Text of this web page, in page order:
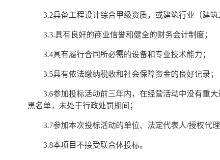
3.2具备工程设计综合甲级资质，或建筑行业（建
3.3.具有良好的商业信誉和健全的财务会计制度；
3.4具有履行合同所必需的设备和专业技术能力；
3.5具有依法缴纳税收和社会保障资金的良好记录；
3.6参加投标活动前三年内，在经营活动中没有重
黑名单，未处于行政处罚期间；
3.7参加本次投标活动的单位、法定代表人/授权代
3.8本项目不接受联合体投标。